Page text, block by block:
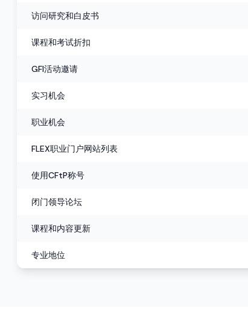
访问研究和白皮书
课程和考试折扣
GFI活动邀请
实习机会
职业机会
FLEX职业门户网站列表
使用CFtP称号
闭门领导论坛
课程和内容更新
专业地位